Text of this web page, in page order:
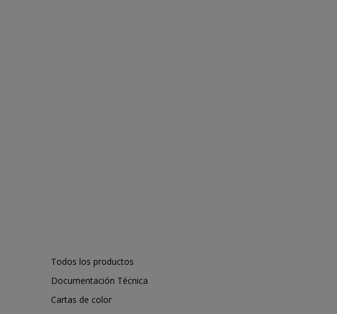
Todos los productos
Documentación Técnica
Cartas de color